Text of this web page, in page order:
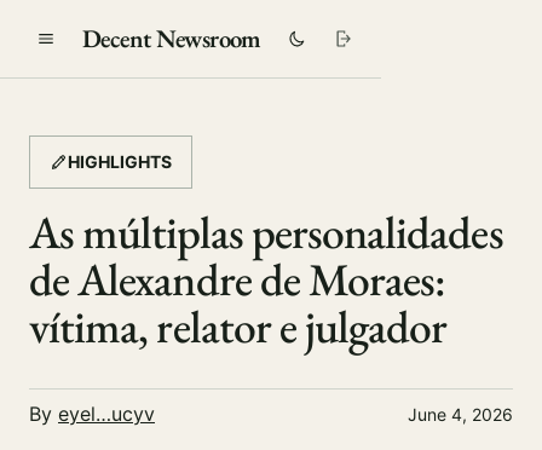
Decent Newsroom
HIGHLIGHTS
As múltiplas personalidades
de Alexandre de Moraes:
vítima, relator e julgador
By eyel…ucyv June 4, 2026